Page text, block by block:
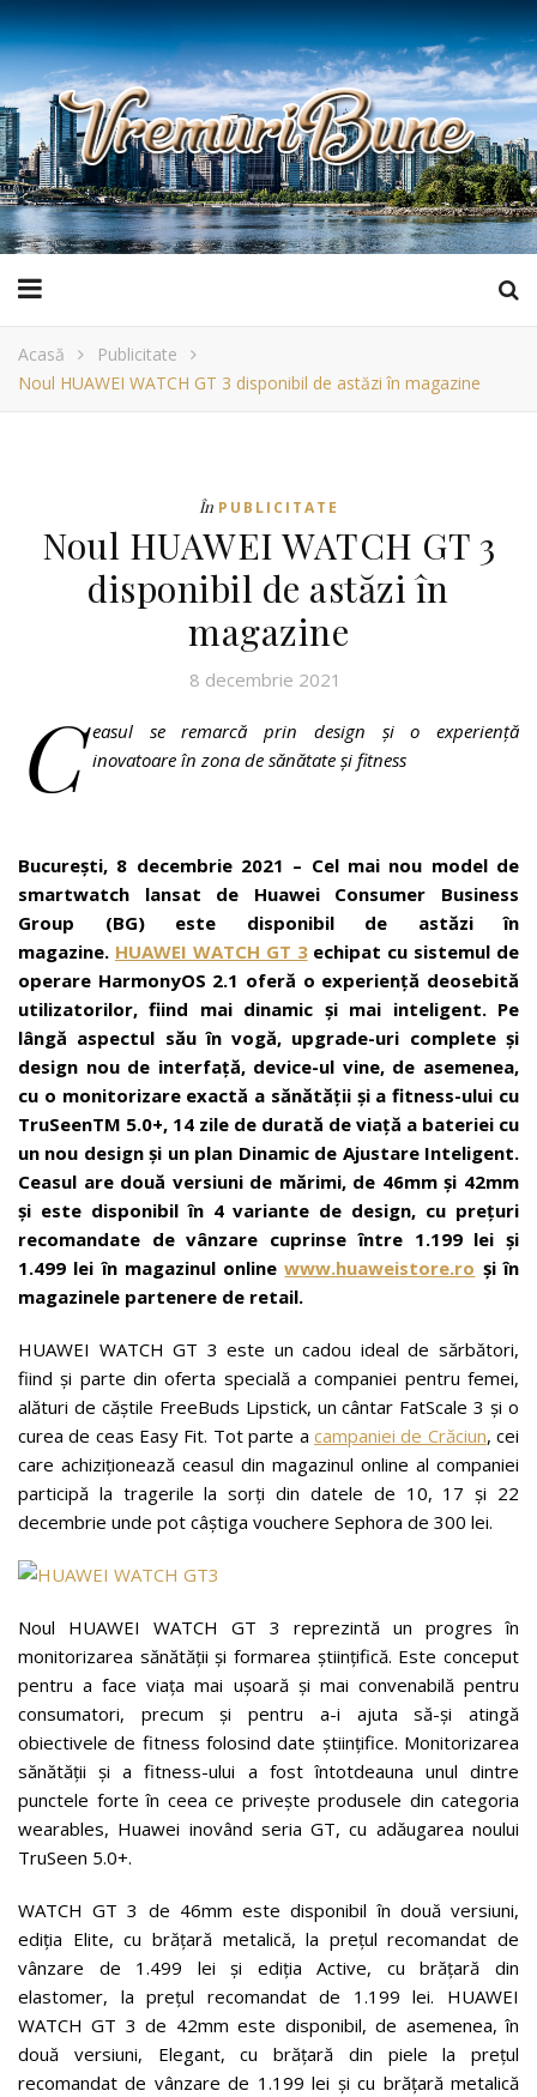
Acasă
Publicitate
Noul HUAWEI WATCH GT 3 disponibil de astăzi în magazine
În PUBLICITATE
Noul HUAWEI WATCH GT 3
disponibil de astăzi în
magazine
8 decembrie 2021
C easul se remarcă prin design și o experiență
inovatoare în zona de sănătate și fitness
București, 8 decembrie 2021 – Cel mai nou model de
smartwatch lansat de Huawei Consumer Business
Group (BG) este disponibil de astăzi în
magazine. HUAWEI WATCH GT 3echipat cu sistemul de
operare HarmonyOS 2.1 oferă o experiență deosebită
utilizatorilor, fiind mai dinamic și mai inteligent. Pe
lângă aspectul său în vogă, upgrade-uri complete și
design nou de interfață, device-ul vine, de asemenea,
cu o monitorizare exactă a sănătății și a fitness-ului cu
TruSeenTM 5.0+, 14 zile de durată de viață a bateriei cu
un nou design și un plan Dinamic de Ajustare Inteligent.
Ceasul are două versiuni de mărimi, de 46mm și 42mm
și este disponibil în 4 variante de design, cu prețuri
recomandate de vânzare cuprinse între 1.199 lei și
1.499 lei în magazinul onlinewww.huaweistore.ro și în
magazinele partenere de retail.
HUAWEI WATCH GT 3 este un cadou ideal de sărbători,
fiind și parte din oferta specială a companiei pentru femei,
alături de căștile FreeBuds Lipstick, un cântar FatScale 3 și o
curea de ceas Easy Fit. Tot parte a campaniei de Crăciun, cei
care achiziționează ceasul din magazinul online al companiei
participă la tragerile la sorți din datele de 10, 17 și 22
decembrie unde pot câștiga vouchere Sephora de 300 lei.
Noul HUAWEI WATCH GT 3 reprezintă un progres în
monitorizarea sănătății și formarea științifică. Este conceput
pentru a face viața mai ușoară și mai convenabilă pentru
consumatori, precum și pentru a-i ajuta să-și atingă
obiectivele de fitness folosind date științifice. Monitorizarea
sănătății și a fitness-ului a fost întotdeauna unul dintre
punctele forte în ceea ce privește produsele din categoria
wearables, Huawei inovând seria GT, cu adăugarea noului
TruSeen 5.0+.
WATCH GT 3 de 46mm este disponibil în două versiuni,
ediția Elite, cu brățară metalică, la prețul recomandat de
vânzare de 1.499 lei și ediția Active, cu brățară din
elastomer, la prețul recomandat de 1.199 lei. HUAWEI
WATCH GT 3 de 42mm este disponibil, de asemenea, în
două versiuni, Elegant, cu brățară din piele la prețul
recomandat de vânzare de 1.199 lei și cu brățară metalică